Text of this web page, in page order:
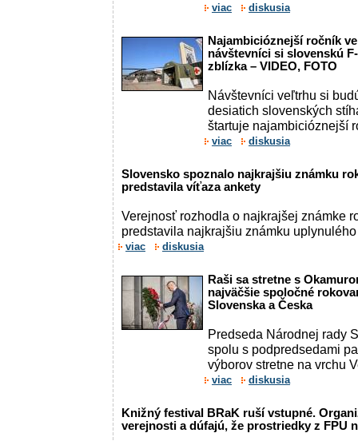
viac diskusia
Najambicióznejší ročník
návštevníci si slovenskú
zblízka – VIDEO, FOTO
Návštevníci veľtrhu si
desiatich slovenských
štartuje najambicióznejší
viac diskusia
Slovensko spoznalo najkrajšiu známku
predstavila víťaza ankety
Verejnosť rozhodla o najkrajšej známke
predstavila najkrajšiu známku
viac diskusia
Raši sa stretne s
najväčšie spoločné
Slovenska a Česka
Predseda Národnej rady
spolu s podpredsedami
výborov stretne na vrchu
viac diskusia
Knižný festival BRaK ruší vstupné.
verejnosti a dúfajú, že prostriedky z FPU